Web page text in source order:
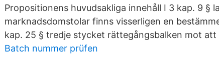
Propositionens huvudsakliga innehåll I 3 kap. 9 §
marknadsdomstolar finns visserligen en
kap. 25 § tredje stycket rättegångsbalken mot
Batch nummer prüfen